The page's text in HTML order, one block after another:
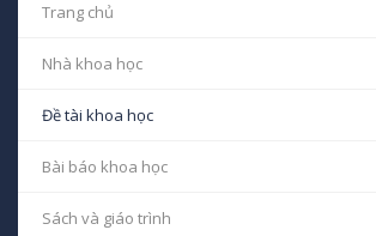
Trang chủ
Nhà khoa học
Đề tài khoa học
Bài báo khoa học
Sách và giáo trình